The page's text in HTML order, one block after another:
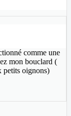
comme une
mon bouclard (
petits oignons)